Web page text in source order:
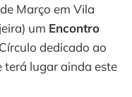
Março em Vila
um Encontro
dedicado ao
terá lugar ainda este